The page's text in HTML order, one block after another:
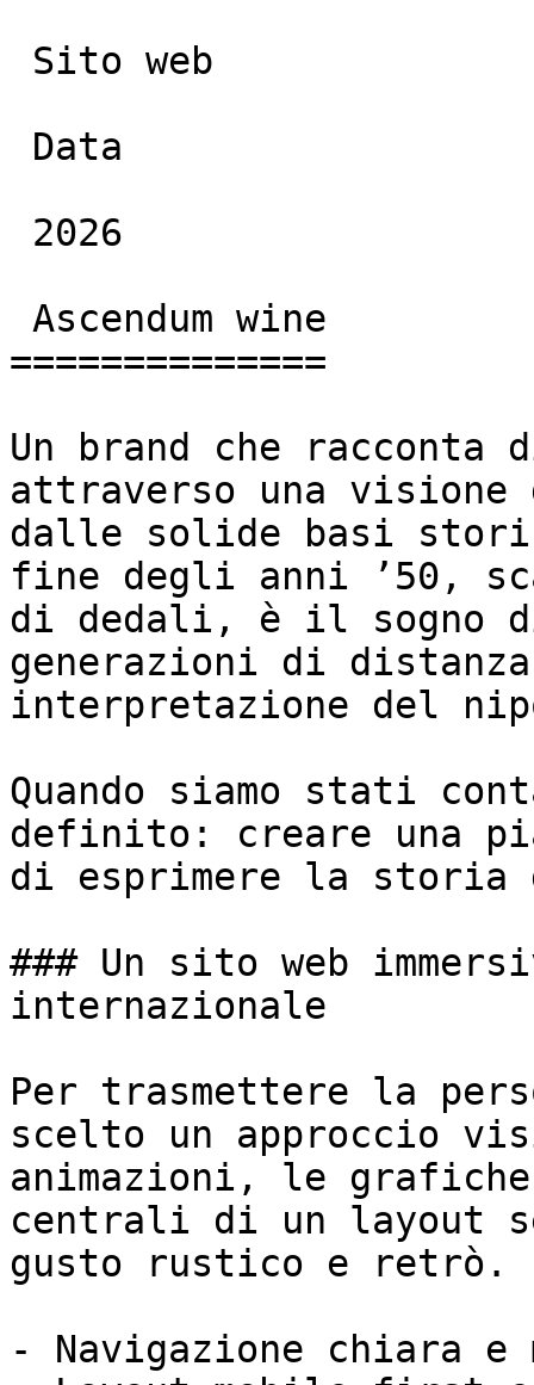
==============
Un brand che
attraverso una visione
dalle solide basi
fine degli anni ’50,
di dedali, è il sogno di
generazioni di
interpretazione del
Quando siamo stati
definito: creare una
di esprimere la storia
### Un sito web
internazionale
Per trasmettere la
scelto un approccio
animazioni, le
centrali di un layout
gusto rustico e retrò.
- Navigazione chiara e